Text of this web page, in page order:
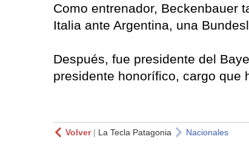
Como entrenador, Beckenbauer
Italia ante Argentina, una
Después, fue presidente del
presidente honorífico, cargo que
Volver| La Tecla Patagonia Nacionales